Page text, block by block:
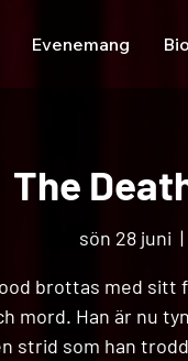
Evenemang
The
sön 28 juni
brottas med
mord. Han är nu
strid som han